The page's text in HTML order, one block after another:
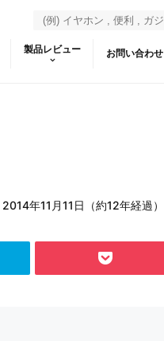
製品レビュー お問い合わせ
2014年11月11日（約12年経過）